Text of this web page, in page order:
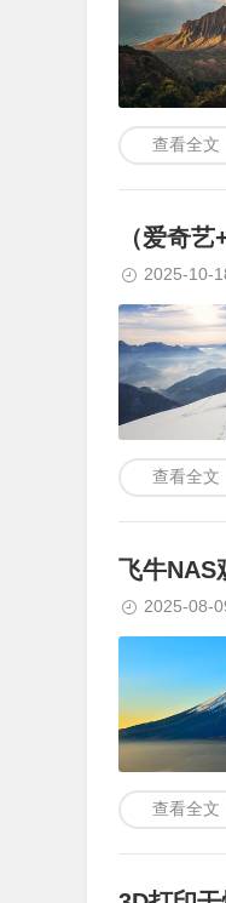
查看全文
（爱奇
2025-10-
查看全文
飞牛NAS
2025-08-
查看全文